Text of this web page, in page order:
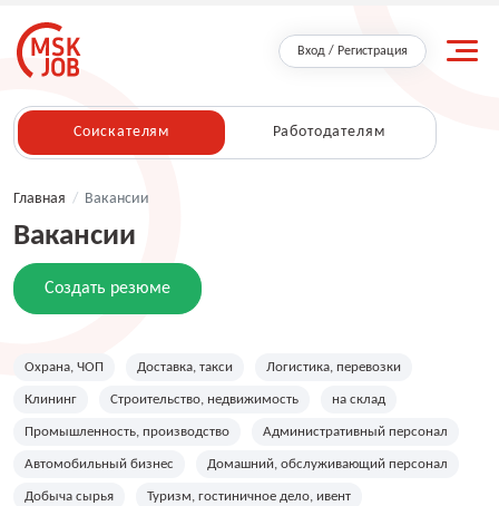
Вход / Регистрация
Соискателям Работодателям
Главная / Вакансии
Вакансии
Создать резюме
Охрана, ЧОП Доставка, такси Логистика, перевозки
Клининг Строительство, недвижимость на склад
Промышленность, производство Административный персонал
Автомобильный бизнес Домашний, обслуживающий персонал
Добыча сырья Туризм, гостиничное дело, ивент